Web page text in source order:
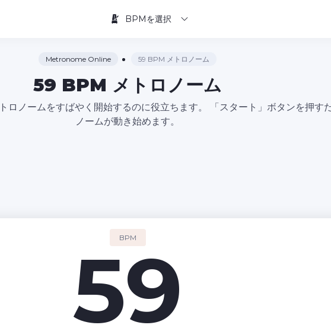
BPMを選択
Metronome Online 59 BPM メトロノーム
59 BPM メトロノーム
ロノームをすばやく開始するのに役立ちます。 「スタート」ボタンを押す
ノームが動き始めます。
BPM
59